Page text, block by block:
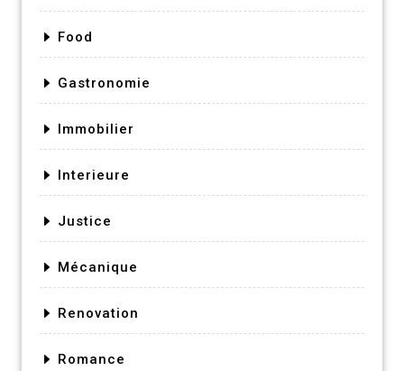
Food
Gastronomie
Immobilier
Interieure
Justice
Mécanique
Renovation
Romance